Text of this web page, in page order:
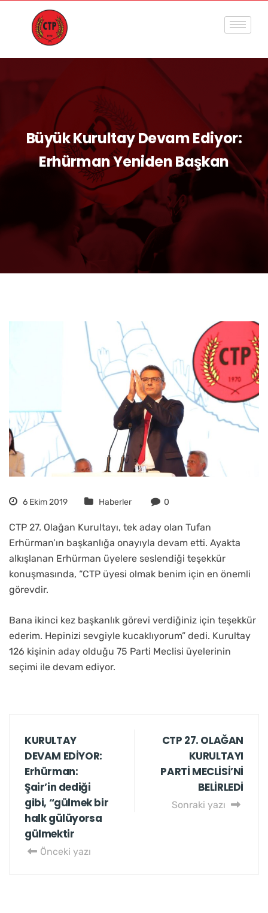
Büyük Kurultay Devam Ediyor:
Erhürman Yeniden Başkan
6 Ekim 2019 Haberler 0
CTP 27. Olağan Kurultayı, tek aday olan Tufan
Erhürman’ın başkanlığa onayıyla devam etti. Ayakta
alkışlanan Erhürman üyelere seslendiği teşekkür
konuşmasında, “CTP üyesi olmak benim için en önemli
görevdir.
Bana ikinci kez başkanlık görevi verdiğiniz için teşekkür
ederim. Hepinizi sevgiyle kucaklıyorum” dedi. Kurultay
126 kişinin aday olduğu 75 Parti Meclisi üyelerinin
seçimi ile devam ediyor.
KURULTAY
DEVAM EDİYOR:
Erhürman:
Şair’in dediği
gibi, “gülmek bir
halk gülüyorsa
gülmektir
Önceki yazı
CTP 27. OLAĞAN
KURULTAYI
PARTİ MECLİSİ’Nİ
BELİRLEDİ
Sonraki yazı